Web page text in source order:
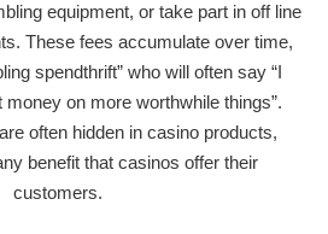
equipment, or take part in off line
These fees accumulate over time,
spendthrift” who will often say “I
on more worthwhile things”.
often hidden in casino products,
benefit that casinos offer their
customers.